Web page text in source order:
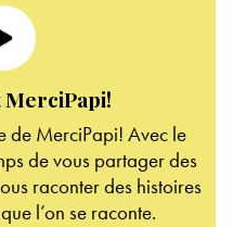
MerciPapi!
de MerciPapi! Avec le
de vous partager des
raconter des histoires
l’on se raconte.